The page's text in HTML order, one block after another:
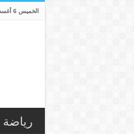
الخميس 6 أغسطس 2026
رياضة